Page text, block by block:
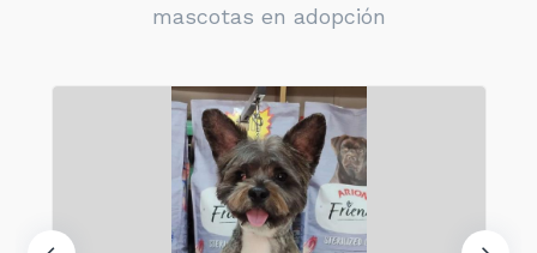
mascotas en adopción